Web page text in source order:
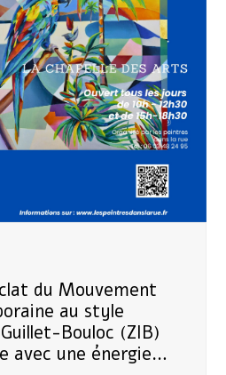
du Mouvement
au style
Bouloc (ZIB)
avec une énergie…